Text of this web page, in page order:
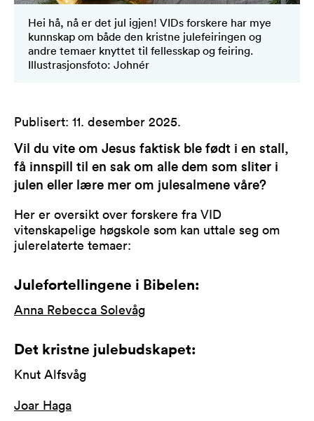
Hei hå, nå er det jul igjen! VIDs forskere har mye
kunnskap om både den kristne julefeiringen og
andre temaer knyttet til fellesskap og feiring.
Illustrasjonsfoto: Johnér
Publisert: 11. desember 2025.
Vil du vite om Jesus faktisk ble født i en stall,
få innspill til en sak om alle dem som sliter i
julen eller lære mer om julesalmene våre?
Her er oversikt over forskere fra VID
vitenskapelige høgskole som kan uttale seg om
julerelaterte temaer:
Julefortellingene i Bibelen:
Anna Rebecca Solevåg
Det kristne julebudskapet:
Knut Alfsvåg
Joar Haga